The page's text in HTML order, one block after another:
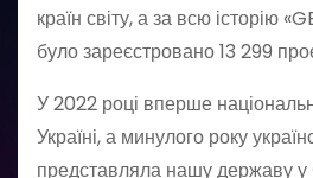
країн світу, а за всю історію
було зареєстровано 13 299
У 2022 році вперше
Україні, а минулого року
представляла нашу державу